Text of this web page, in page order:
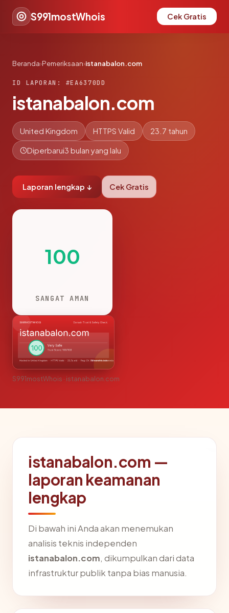
S991mostWhois Cek Gratis
Beranda›Pemeriksaan›istanabalon.com
ID LAPORAN: #EA6370DD
istanabalon.com
United Kingdom HTTPS Valid 23.7 tahun
Diperbarui3 bulan yang lalu
Laporan lengkap ↓ Cek Gratis
100
SANGAT AMAN
S991mostWhois · istanabalon.com
istanabalon.com —
laporan keamanan
lengkap
Di bawah ini Anda akan menemukan
analisis teknis independen
istanabalon.com, dikumpulkan dari data
infrastruktur publik tanpa bias manusia.